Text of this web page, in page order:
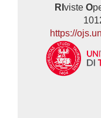
RI viste O
https://